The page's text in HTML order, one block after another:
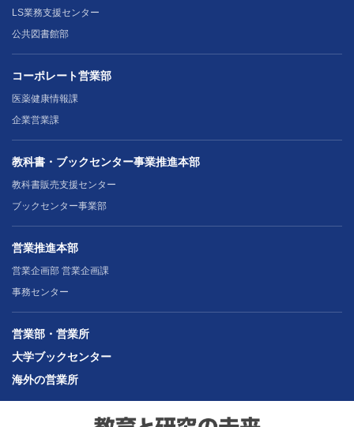
LS業務支援センター
公共図書館部
コーポレート営業部
医薬健康情報課
企業営業課
教科書・ブックセンター事業推進本部
教科書販売支援センター
ブックセンター事業部
営業推進本部
営業企画部 営業企画課
事務センター
営業部・営業所
大学ブックセンター
海外の営業所